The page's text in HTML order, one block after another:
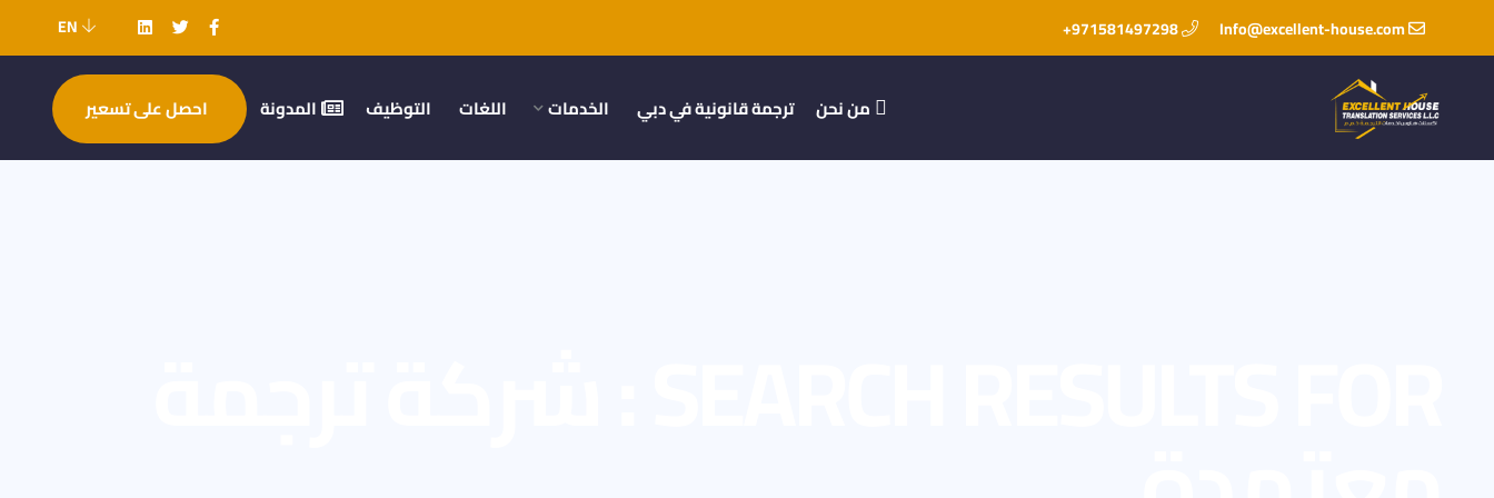
Info@excellent-house.com
971581497298+
EN
من نحن ترجمة قانونية في دبي الخدمات اللغات التوظيف المدونة احصل على تسعير